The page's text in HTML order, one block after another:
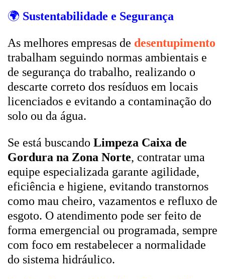
🌍 Sustentabilidade e Segurança
As melhores empresas de desentupimento
trabalham seguindo normas ambientais e
de segurança do trabalho, realizando o
descarte correto dos resíduos em locais
licenciados e evitando a contaminação do
solo ou da água.
Se está buscando Limpeza Caixa de
Gordura na Zona Norte, contratar uma
equipe especializada garante agilidade,
eficiência e higiene, evitando transtornos
como mau cheiro, vazamentos e refluxo de
esgoto. O atendimento pode ser feito de
forma emergencial ou programada, sempre
com foco em restabelecer a normalidade
do sistema hidráulico.